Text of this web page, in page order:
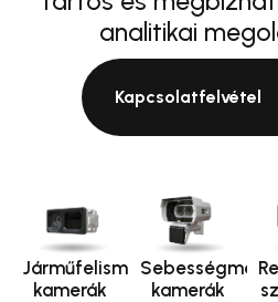
analitikai
Kapcsolatfelvétel
Járműfelismerő
kamerák
Sebességmérő
kamerák